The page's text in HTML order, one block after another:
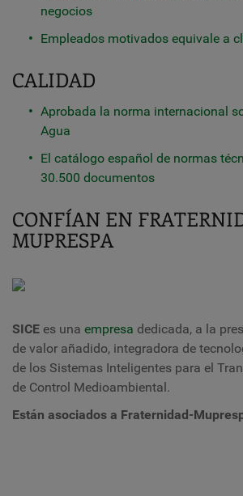
negocios
Empleados motivados equivale a
CALIDAD
Aprobada la norma internacional
Agua
El catálogo español de normas
30.500 documentos
CONFÍAN EN
MUPRESPA
SICE es una empresa dedicada, a la
de valor añadido, integradora de
de los Sistemas Inteligentes para el
de Control Medioambiental.
Están asociados a Fraternidad-